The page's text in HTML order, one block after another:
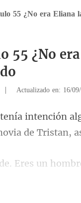
55 ¿No
| Actualizado en: 16/
de Tri
un